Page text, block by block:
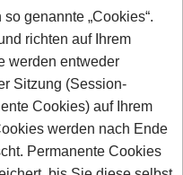
genannte „Cookies“.
richten auf Ihrem
werden entweder
Sitzung (Session-
Cookies) auf Ihrem
werden nach Ende
Permanente Cookies